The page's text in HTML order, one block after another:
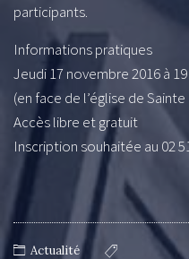
participants.
Informations pratiques
Jeudi 17 novembre 2016 à
(en face de l’église de
Accès libre et gratuit
Inscription souhaitée au 02
Actualité